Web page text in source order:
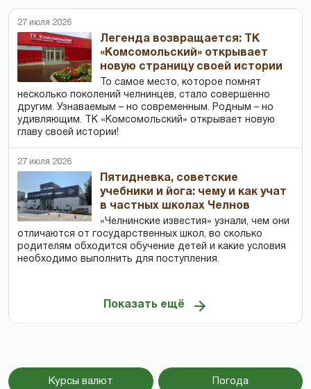
27 июля 2026
Легенда возвращается: ТК
«Комсомольский» открывает
новую страницу своей истории
То самое место, которое помнят
несколько поколений челнинцев, стало совершенно
другим. Узнаваемым – но современным. Родным – но
удивляющим. ТК «Комсомольский» открывает новую
главу своей истории!
27 июля 2026
Пятидневка, советские
учебники и йога: чему и как учат
в частных школах Челнов
«Челнинские известия» узнали, чем они
отличаются от государственных школ, во сколько
родителям обходится обучение детей и какие условия
необходимо выполнить для поступления.
Показать ещё
Курсы валют Погода